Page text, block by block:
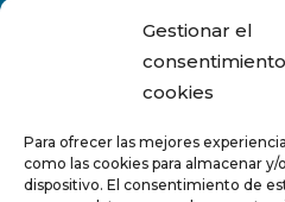
Gestionar el
cookies
Para ofrecer las mejores
como las cookies para almacenar
dispositivo. El consentimiento de
Acabados y manipulados
Diseño y maquetación